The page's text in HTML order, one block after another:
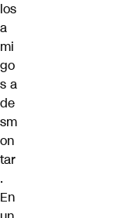
los
a
mi
go
s a
de
sm
on
tar
.
En